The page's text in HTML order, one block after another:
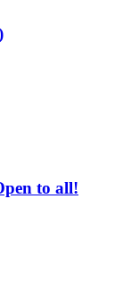
to all!